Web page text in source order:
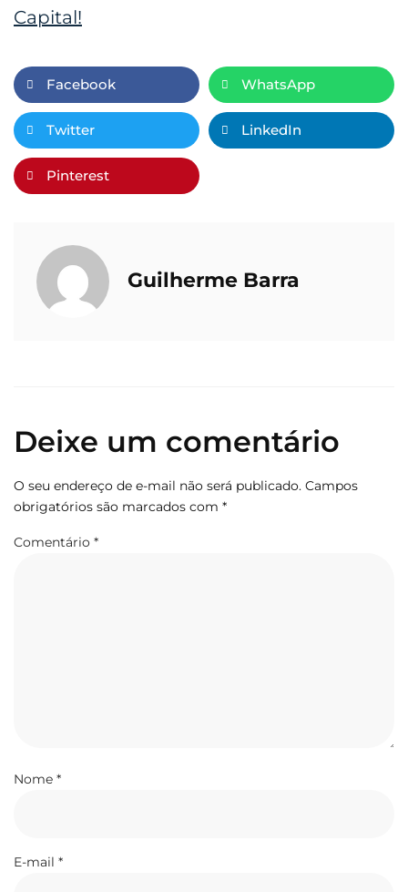
Capital!
Facebook WhatsApp
Twitter LinkedIn
Pinterest
Guilherme Barra
Deixe um comentário
O seu endereço de e-mail não será publicado. Campos
obrigatórios são marcados com *
Comentário *
Nome *
E-mail *